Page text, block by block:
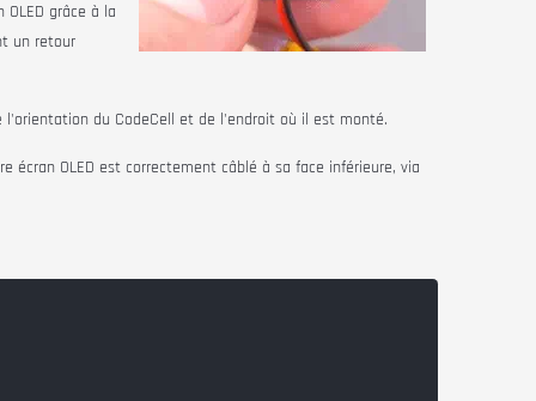
grâce à la
un retour
l'orientation du CodeCell et de l'endroit où il est monté.
écran OLED est correctement câblé à sa face inférieure, via